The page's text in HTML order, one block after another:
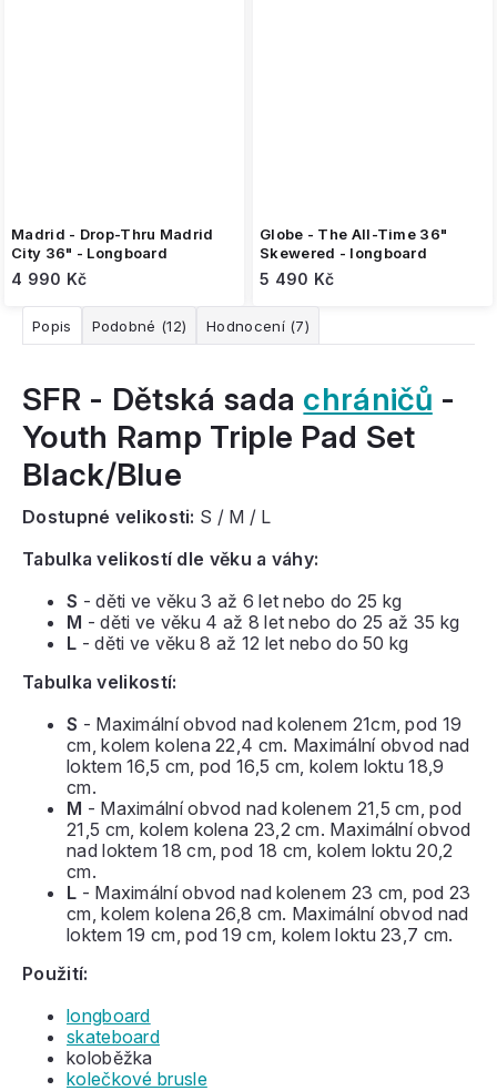
Madrid - Drop-Thru Madrid
City 36" - Longboard
4 990 Kč
Globe - The All-Time 36"
Skewered - longboard
5 490 Kč
Popis Podobné (12) Hodnocení (7)
SFR - Dětská sada chráničů -
Youth Ramp Triple Pad Set
Black/Blue
Dostupné velikosti: S / M / L
Tabulka velikostí dle věku a váhy:
S - děti ve věku 3 až 6 let nebo do 25 kg
M - děti ve věku 4 až 8 let nebo do 25 až 35 kg
L - děti ve věku 8 až 12 let nebo do 50 kg
Tabulka velikostí:
S - Maximální obvod nad kolenem 21cm, pod 19
cm, kolem kolena 22,4 cm. Maximální obvod nad
loktem 16,5 cm, pod 16,5 cm, kolem loktu 18,9
cm.
M - Maximální obvod nad kolenem 21,5 cm, pod
21,5 cm, kolem kolena 23,2 cm. Maximální obvod
nad loktem 18 cm, pod 18 cm, kolem loktu 20,2
cm.
L - Maximální obvod nad kolenem 23 cm, pod 23
cm, kolem kolena 26,8 cm. Maximální obvod nad
loktem 19 cm, pod 19 cm, kolem loktu 23,7 cm.
Použití:
longboard
skateboard
koloběžka
kolečkové brusle